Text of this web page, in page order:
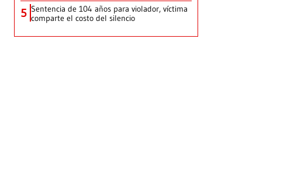
5 Sentencia de 104 años para violador, víctima
comparte el costo del silencio